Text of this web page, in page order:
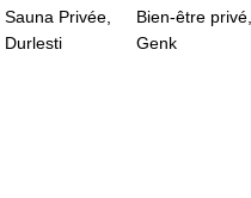
Sauna Privée,
Durlesti
Bien-être privé,
Genk